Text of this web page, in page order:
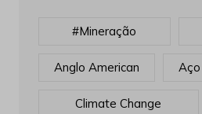
#mineração
Anglo American Aço
Climate Change